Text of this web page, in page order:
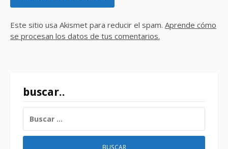
Este sitio usa Akismet para reducir el spam. Aprende cómo
se procesan los datos de tus comentarios.
buscar..